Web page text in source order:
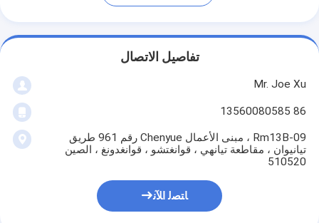
تفاصيل الاتصال
Mr. Joe Xu
86 13560080585
Rm13B-09 ، مبنى الأعمال Chenyue رقم 961 طريق
تيانيوان ، مقاطعة تيانهي ، قوانغتشو ، قوانغدونغ ، الصين
510520
ﺎﺘﺼﻟ ﺍﻶﻧ